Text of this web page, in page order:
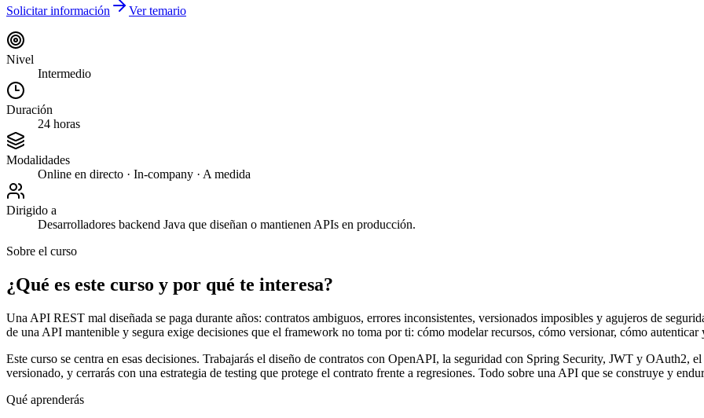
Solicitar información Ver temario
Nivel
Intermedio
Duración
24 horas
Modalidades
Online en directo · In-company · A medida
Dirigido a
Desarrolladores backend Java que diseñan o mantienen APIs en producción.
Sobre el curso
¿Qué es este curso y por qué te interesa?
Una API REST mal diseñada se paga durante años: contratos ambiguos, errores inconsistentes, versionados imposibles y agujeros de
de una API mantenible y segura exige decisiones que el framework no toma por ti: cómo modelar recursos, cómo versionar, cómo autenticar
Este curso se centra en esas decisiones. Trabajarás el diseño de contratos con OpenAPI, la seguridad con Spring Security, JWT y OAuth2,
versionado, y cerrarás con una estrategia de testing que protege el contrato frente a regresiones. Todo sobre una API que se construye y
Qué aprenderás